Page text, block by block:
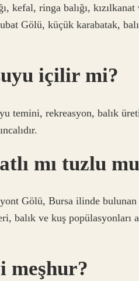
kefal, ringa balığı,
Gölü, küçük karabatak,
içilir mi?
temini, rekreasyon, balık
mı tuzlu
Gölü, Bursa ilinde
balık ve kuş popülasyonları
meşhur?